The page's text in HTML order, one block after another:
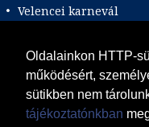
Oldalainkon HTTP-
működésért,
sütikben nem
tájékoztatónkban
Velencei karnevál
Wellness
Zene tematika
Adults only Incentive